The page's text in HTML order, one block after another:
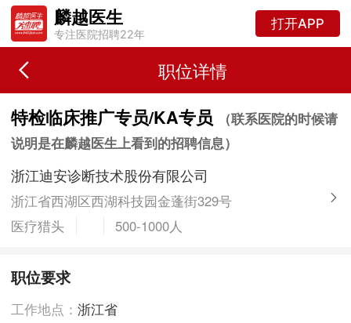
麟越医生
专注医院招聘22年
打开APP
职位详情
特检临床推广专员/KA专员
（联系医院的时候请
说明是在麟越医生上看到的招聘信息）
浙江迪安诊断技术股份有限公司
浙江省西湖区西湖科技园金蓬街329号
医疗猎头
500-1000人
职位要求
工作地点：浙江省